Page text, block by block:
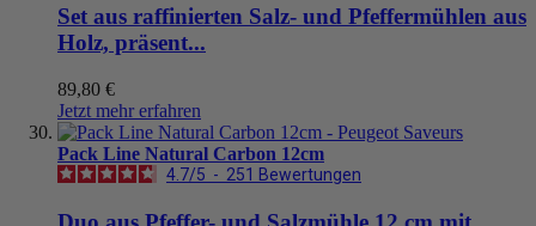
Set aus raffinierten Salz- und Pfeffermühlen aus
Holz, präsent...
89,80 €
Jetzt mehr erfahren
Pack Line Natural Carbon 12cm
4.7/5 - 251 Bewertungen